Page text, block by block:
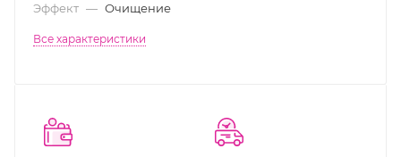
Эффект — Очищение
Все характеристики